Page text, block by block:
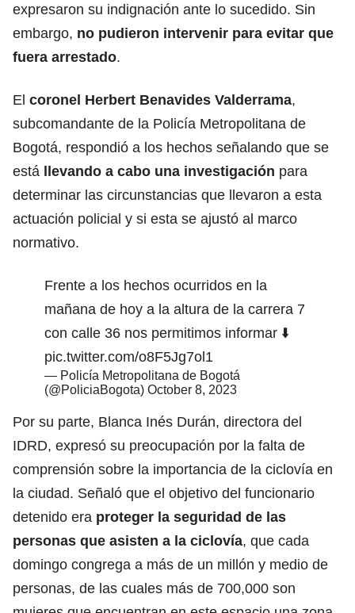
expresaron su indignación ante lo sucedido. Sin
embargo, no pudieron intervenir para evitar que
fuera arrestado.
El coronel Herbert Benavides Valderrama,
subcomandante de la Policía Metropolitana de
Bogotá, respondió a los hechos señalando que se
está llevando a cabo una investigación para
determinar las circunstancias que llevaron a esta
actuación policial y si esta se ajustó al marco
normativo.
Frente a los hechos ocurridos en la
mañana de hoy a la altura de la carrera 7
con calle 36 nos permitimos informar ⬇️
pic.twitter.com/o8F5Jg7ol1
— Policía Metropolitana de Bogotá
(@PoliciaBogota) October 8, 2023
Por su parte, Blanca Inés Durán, directora del
IDRD, expresó su preocupación por la falta de
comprensión sobre la importancia de la ciclovía en
la ciudad. Señaló que el objetivo del funcionario
detenido era proteger la seguridad de las
personas que asisten a la ciclovía, que cada
domingo congrega a más de un millón y medio de
personas, de las cuales más de 700,000 son